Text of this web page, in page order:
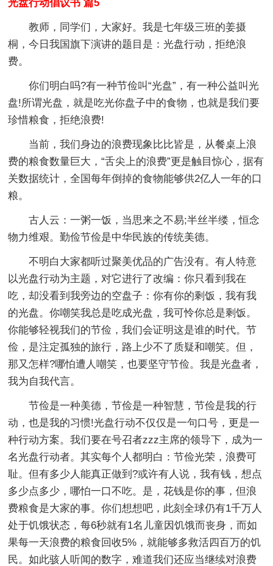
光盘行动倡议书 篇5
教师，同学们，大家好。我是七年级三班的姜摄
桐，今日我国旗下演讲的题目是：光盘行动，拒绝浪
费。
你们明白吗?有一种节俭叫“光盘”，有一种公益叫光
盘!所谓光盘，就是吃光你盘子中的食物，也就是我们要
珍惜粮食，拒绝浪费!
当前，我们身边的浪费现象比比皆是，从餐桌上浪
费的粮食数量巨大，“舌尖上的浪费”更是触目惊心，据有
关数据统计，全国每年倒掉的食物能够供2亿人一年的口
粮。
古人云：一粥一饭，当思来之不易;半丝半缕，恒念
物力维艰。勤俭节俭是中华民族的传统美德。
不明白大家都听过聚美优品的广告没有。有人特意
以光盘行动为主题，对它进行了改编：你只看到我在
吃，却没看到我旁边的空盘子：你有你的剩饭，我有我
的光盘。你嘲笑我总是吃成光盘，我可怜你总是剩饭。
你能够轻视我们的节俭，我们会证明这是谁的时代。节
俭，是注定孤独的旅行，路上少不了质疑和嘲笑。但，
那又怎样?哪怕遭人嘲笑，也要坚守节俭。我是光盘者，
我为自我代言。
节俭是一种美德，节俭是一种智慧，节俭是我的行
动，也是我的习惯!光盘行动不仅仅是一句口号，更是一
种行动方案。我们要在号召者zzz主席的领导下，成为一
名光盘行动者。其实每个人都明白：节俭光荣，浪费可
耻。但有多少人能真正做到?或许有人说，我有钱，想点
多少点多少，哪怕一口不吃。是，花钱是你的事，但浪
费粮食是大家的事。你们想想吧，此刻全球仍有1千万人
处于饥饿状态，每6秒就有1名儿童因饥饿而丧身，而如
果每一天浪费的粮食回收5%，就能够多救活四百万的饥
民。如此骇人听闻的数字，难道我们还应当继续对浪费